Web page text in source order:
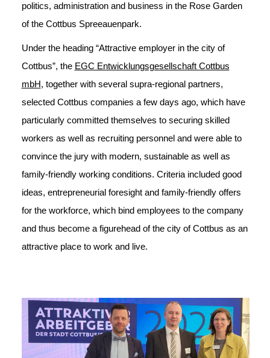
politics, administration and business in the Rose Garden
of the Cottbus Spreeauenpark.
Under the heading “Attractive employer in the city of
Cottbus”, the EGC Entwicklungsgesellschaft Cottbus
mbH, together with several supra-regional partners,
selected Cottbus companies a few days ago, which have
particularly committed themselves to securing skilled
workers as well as recruiting personnel and were able to
convince the jury with modern, sustainable as well as
family-friendly working conditions. Criteria included good
ideas, entrepreneurial foresight and family-friendly offers
for the workforce, which bind employees to the company
and thus become a figurehead of the city of Cottbus as an
attractive place to work and live.